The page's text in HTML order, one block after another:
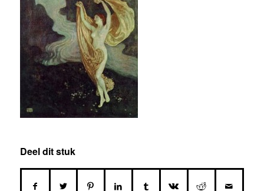
Deel dit stuk